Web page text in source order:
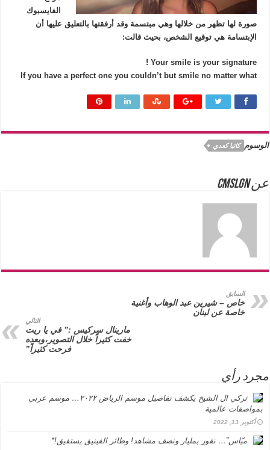
الفايسبوك
صورة لها تظهر من خلالها وهي مبتسمة وقد أرفقتها بالتعليق عليها أن
الإبتسامة هي توقيع الشخص، بحيث قالت:
Your smile is your signature !
If you have a perfect one you couldn’t but smile no matter what
الوسوم كاتيا كعدي
عن cmslgn
السابق
خاص – شيرين عبد الوهاب وأغنية
خاصة عن لبنان
التالي
مارينال سركيس :” في يا ريت
خفت كثيراً خلال التصوير،وبعده
فرحت كثيراً”
مجرد رأي
تركي ال الشيخ يكشف تفاصيل موسم الرياض ٢٠٢٢… موسم عربي
بمواصفات عالمية
أكتوبر 13, 2022
ميّاس”… تفوز بمليار ونصف مشاهد! وطائر الفينيق يستفيق!*